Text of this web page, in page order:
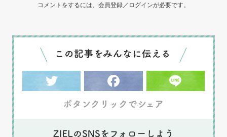
コメントをするには、会員登録／ログインが必要です。